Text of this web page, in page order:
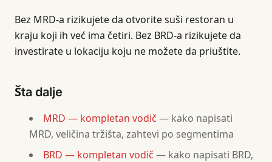
Bez MRD-a rizikujete da otvorite suši restoran u
kraju koji ih već ima četiri. Bez BRD-a rizikujete da
investirate u lokaciju koju ne možete da priuštite.
Šta dalje
MRD — kompletan vodič — kako napisati
MRD, veličina tržišta, zahtevi po segmentima
BRD — kompletan vodič — kako napisati BRD,